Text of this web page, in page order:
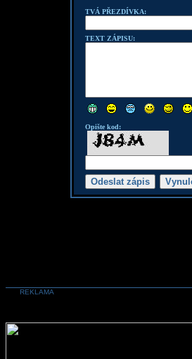
TVÁ PŘEZDÍVKA:
TEXT ZÁPISU:
Opište kod:
REKLAMA